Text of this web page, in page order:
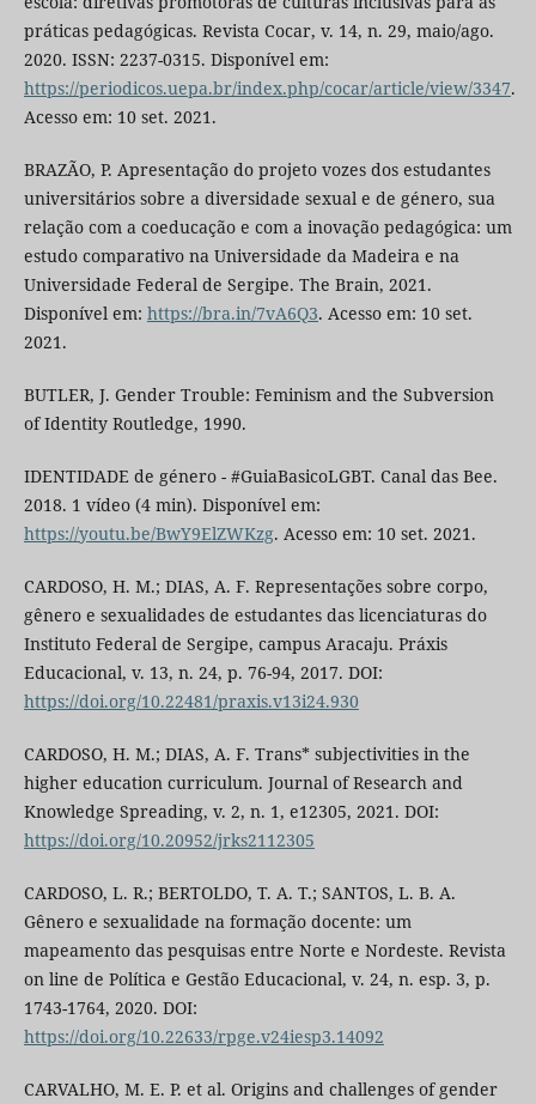
práticas pedagógicas. Revista Cocar, v. 14, n. 29, maio/ago.
2020. ISSN: 2237-0315. Disponível em:
https://periodicos.uepa.br/index.php/cocar/article/view/3347.
Acesso em: 10 set. 2021.
BRAZÃO, P. Apresentação do projeto vozes dos estudantes
universitários sobre a diversidade sexual e de género, sua
relação com a coeducação e com a inovação pedagógica: um
estudo comparativo na Universidade da Madeira e na
Universidade Federal de Sergipe. The Brain, 2021.
Disponível em: https://bra.in/7vA6Q3. Acesso em: 10 set.
2021.
BUTLER, J. Gender Trouble: Feminism and the Subversion
of Identity Routledge, 1990.
IDENTIDADE de género - #GuiaBasicoLGBT. Canal das Bee.
2018. 1 vídeo (4 min). Disponível em:
https://youtu.be/BwY9ElZWKzg. Acesso em: 10 set. 2021.
CARDOSO, H. M.; DIAS, A. F. Representações sobre corpo,
gênero e sexualidades de estudantes das licenciaturas do
Instituto Federal de Sergipe, campus Aracaju. Práxis
Educacional, v. 13, n. 24, p. 76-94, 2017. DOI:
https://doi.org/10.22481/praxis.v13i24.930
CARDOSO, H. M.; DIAS, A. F. Trans* subjectivities in the
higher education curriculum. Journal of Research and
Knowledge Spreading, v. 2, n. 1, e12305, 2021. DOI:
https://doi.org/10.20952/jrks2112305
CARDOSO, L. R.; BERTOLDO, T. A. T.; SANTOS, L. B. A.
Gênero e sexualidade na formação docente: um
mapeamento das pesquisas entre Norte e Nordeste. Revista
on line de Política e Gestão Educacional, v. 24, n. esp. 3, p.
1743-1764, 2020. DOI:
https://doi.org/10.22633/rpge.v24iesp3.14092
CARVALHO, M. E. P. et al. Origins and challenges of gender